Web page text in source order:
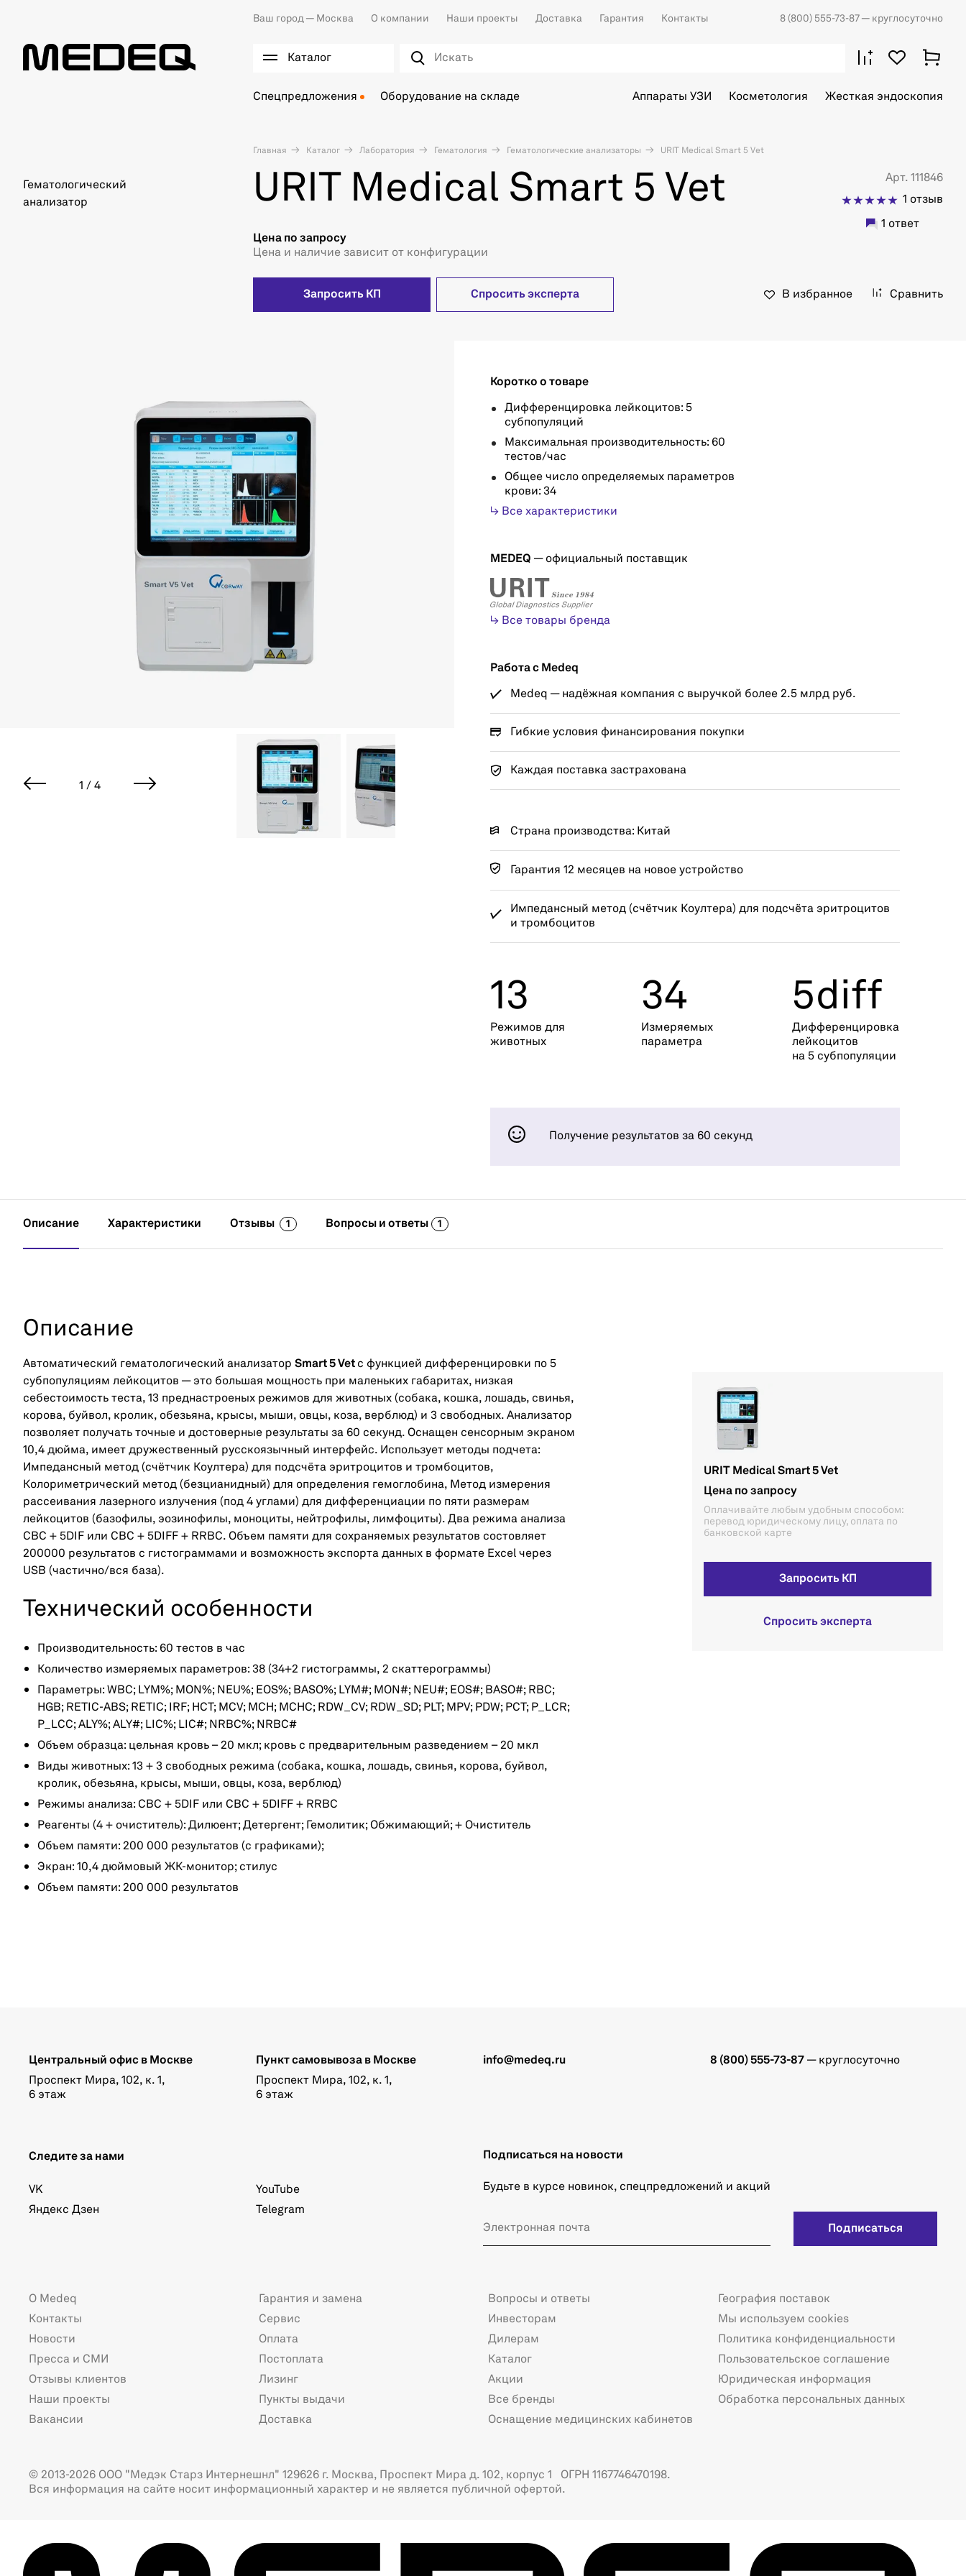
Ваш город — Москва О компании Наши проекты Доставка Гарантия Контакты 8 (800) 555-73-87 — круглосуточно
Каталог
Спецпредложения Оборудование на складе Аппараты УЗИ Косметология Жесткая эндоскопия
Главная Каталог Лаборатория Гематология Гематологические анализаторы URIT Medical Smart 5 Vet
Гематологический
анализатор
URIT Medical Smart 5 Vet
Арт. 111846
1 отзыв
1 ответ
Цена по запросу
Цена и наличие зависит от конфигурации
Запросить КП Спросить эксперта В избранное Сравнить
1 / 4
Коротко о товаре
Дифференцировка лейкоцитов: 5
субпопуляций
Максимальная производительность: 60
тестов/час
Общее число определяемых параметров
крови: 34
↳ Все характеристики
MEDEQ — официальный поставщик
↳ Все товары бренда
Работа с Medeq
Medeq — надёжная компания с выручкой более 2.5 млрд руб.
Гибкие условия финансирования покупки
Каждая поставка застрахована
Страна производства: Китай
Гарантия 12 месяцев на новое устройство
Импедансный метод (счётчик Коултера) для подсчёта эритроцитов
и тромбоцитов
13
Режимов для
животных
34
Измеряемых
параметра
5diff
Дифференцировка
лейкоцитов
на 5 субпопуляции
Получение результатов за 60 секунд
Описание Характеристики Отзывы 1 Вопросы и ответы 1
Описание
Автоматический гематологический анализатор Smart 5 Vet с функцией дифференцировки по 5
субпопуляциям лейкоцитов — это большая мощность при маленьких габаритах, низкая
себестоимость теста, 13 преднастроеных режимов для животных (собака, кошка, лошадь, свинья,
корова, буйвол, кролик, обезьяна, крысы, мыши, овцы, коза, верблюд) и 3 свободных. Анализатор
позволяет получать точные и достоверные результаты за 60 секунд. Оснащен сенсорным экраном
10,4 дюйма, имеет дружественный русскоязычный интерфейс. Использует методы подчета:
Импедансный метод (счётчик Коултера) для подсчёта эритроцитов и тромбоцитов,
Колориметрический метод (безцианидный) для определения гемоглобина, Метод измерения
рассеивания лазерного излучения (под 4 углами) для дифференциации по пяти размерам
лейкоцитов (базофилы, эозинофилы, моноциты, нейтрофилы, лимфоциты). Два режима анализа
CBC + 5DIF или CBC + 5DIFF + RRBC. Объем памяти для сохраняемых результатов состовляет
200000 результатов с гистограммами и возможность экспорта данных в формате Excel через
USB (частично/вся база).
Технический особенности
Производительность: 60 тестов в час
Количество измеряемых параметров: 38 (34+2 гистограммы, 2 скаттерограммы)
Параметры: WBC; LYM%; MON%; NEU%; EOS%; BASO%; LYM#; MON#; NEU#; EOS#; BASO#; RBC;
HGB; RETIC-ABS; RETIC; IRF; HCT; MCV; MCH; MCHC; RDW_CV; RDW_SD; PLT; MPV; PDW; PCT; P_LCR;
P_LCC; ALY%; ALY#; LIC%; LIC#; NRBC%; NRBC#
Объем образца: цельная кровь – 20 мкл; кровь с предварительным разведением – 20 мкл
Виды животных: 13 + 3 свободных режима (собака, кошка, лошадь, свинья, корова, буйвол,
кролик, обезьяна, крысы, мыши, овцы, коза, верблюд)
Режимы анализа: CBC + 5DIF или CBC + 5DIFF + RRBC
Реагенты (4 + очиститель): Дилюент; Детергент; Гемолитик; Обжимающий; + Очиститель
Объем памяти: 200 000 результатов (с графиками);
Экран: 10,4 дюймовый ЖК-монитор; стилус
Объем памяти: 200 000 результатов
URIT Medical Smart 5 Vet
Цена по запросу
Оплачивайте любым удобным способом:
перевод юридическому лицу, оплата по
банковской карте
Запросить КП
Спросить эксперта
info@medeq.ru 8 (800) 555-73-87 — круглосуточно
Центральный офис в Москве
Проспект Мира, 102, к. 1,
6 этаж
Пункт самовывоза в Москве
Проспект Мира, 102, к. 1,
6 этаж
Следите за нами
VK
Яндекс Дзен
YouTube
Telegram
Подписаться на новости
Будьте в курсе новинок, спецпредложений и акций
Подписаться
О Medeq
Контакты
Новости
Пресса и СМИ
Отзывы клиентов
Наши проекты
Вакансии
Гарантия и замена
Сервис
Оплата
Постоплата
Лизинг
Пункты выдачи
Доставка
Вопросы и ответы
Инвесторам
Дилерам
Каталог
Акции
Все бренды
Оснащение медицинских кабинетов
География поставок
Мы используем cookies
Политика конфиденциальности
Пользовательское соглашение
Юридическая информация
Обработка персональных данных
© 2013-2026 ООО "Медэк Старз Интернешнл" 129626 г. Москва, Проспект Мира д. 102, корпус 1 ОГРН 1167746470198.
Вся информация на сайте носит информационный характер и не является публичной офертой.